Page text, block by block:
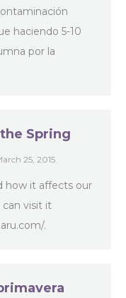
haciendo 5-10
por la
Spring
25, 2015
how it affects our
can visit it
.